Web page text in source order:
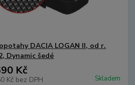
DACIA LOGAN II, od r.
Dynamic šedé
Kč
Kč bez DPH Skladem